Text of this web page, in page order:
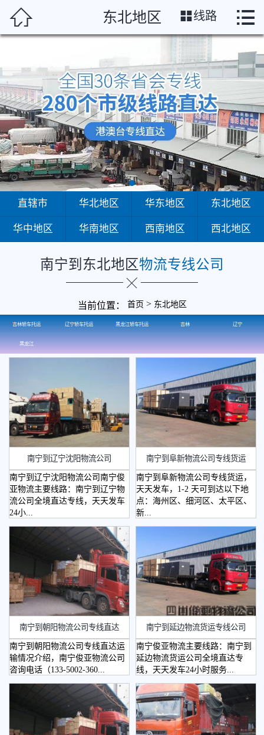
南  首页
华北地区
华东地区
东北地区
华中地区
华南地区
西南地区
西北地区
 东北地区 线路 
直辖市 华北地区 华东地区 东北地区
华中地区 华南地区 西南地区 西北地区
南宁到东北地区物流专线公司
当前位置： 首页 > 东北地区
吉林轿车托运 辽宁轿车托运 黑龙江轿车托运 吉林 辽宁
黑龙江
南宁到辽宁沈阳物流公司
南宁到辽宁沈阳物流公司南宁俊
亚物流主要线路：南宁到辽宁物
流公司全境直达专线，天天发车
24小...
​南宁到阜新物流公司专线货运
南宁到阜新物流公司专线货运，
天天发车，1-2 天可到达以下地
点：海州区、细河区、太平区、
新...
南宁到朝阳物流公司专线直达
南宁到朝阳物流公司专线直达运
输情况介绍，南宁俊亚物流公司
咨询电话（133-5002-360...
南宁到延边物流货运专线公司
南宁俊亚物流主要线路：南宁到
延边物流货运公司全境直达专
线，天天发车24小时服务...